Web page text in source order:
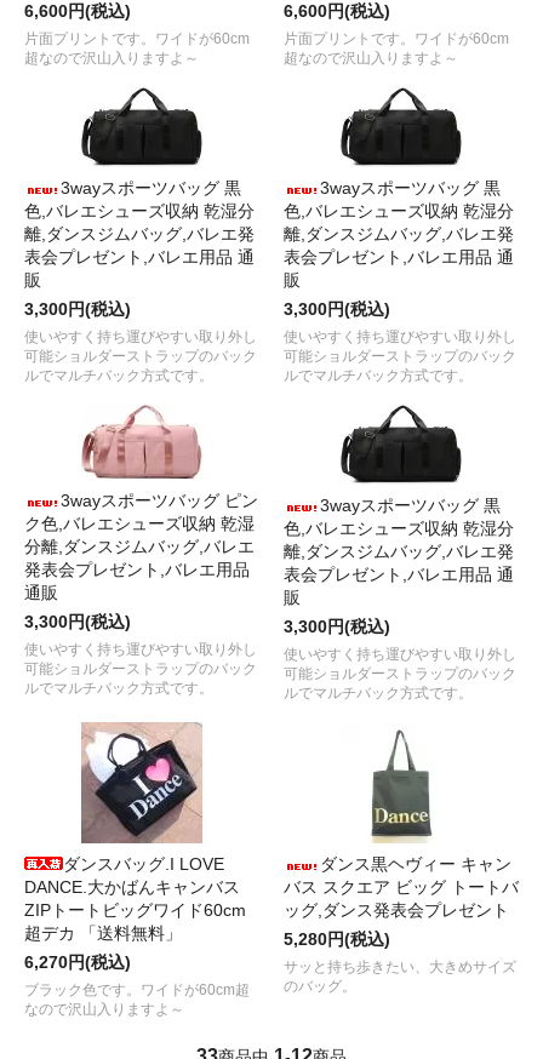
6,600円(税込)
片面プリントです。ワイドが60cm
超なので沢山入りますよ～
6,600円(税込)
片面プリントです。ワイドが60cm
超なので沢山入りますよ～
3wayスポーツバッグ 黒
色,バレエシューズ収納 乾湿分
離,ダンスジムバッグ,バレエ発
表会プレゼント,バレエ用品 通
販
3,300円(税込)
使いやすく持ち運びやすい取り外し
可能ショルダーストラップのバック
ルでマルチバック方式です。
3wayスポーツバッグ 黒
色,バレエシューズ収納 乾湿分
離,ダンスジムバッグ,バレエ発
表会プレゼント,バレエ用品 通
販
3,300円(税込)
使いやすく持ち運びやすい取り外し
可能ショルダーストラップのバック
ルでマルチバック方式です。
3wayスポーツバッグ ピン
ク色,バレエシューズ収納 乾湿
分離,ダンスジムバッグ,バレエ
発表会プレゼント,バレエ用品
通販
3,300円(税込)
使いやすく持ち運びやすい取り外し
可能ショルダーストラップのバック
ルでマルチバック方式です。
3wayスポーツバッグ 黒
色,バレエシューズ収納 乾湿分
離,ダンスジムバッグ,バレエ発
表会プレゼント,バレエ用品 通
販
3,300円(税込)
使いやすく持ち運びやすい取り外し
可能ショルダーストラップのバック
ルでマルチバック方式です。
ダンスバッグ.I LOVE
DANCE.大かばんキャンバス
ZIPトートビッグワイド60cm
超デカ 「送料無料」
6,270円(税込)
ブラック色です。ワイドが60cm超
なので沢山入りますよ～
ダンス黒ヘヴィー キャン
バス スクエア ビッグ トートバ
ッグ,ダンス発表会プレゼント
5,280円(税込)
サッと持ち歩きたい、大きめサイズ
のバッグ。